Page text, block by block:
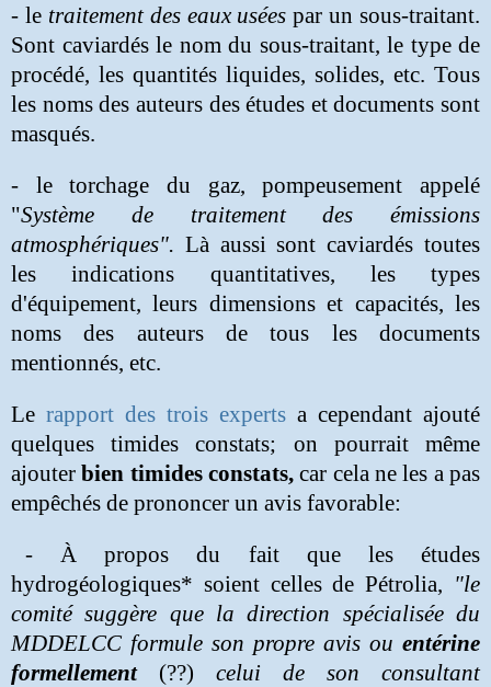
- le traitement des eaux usées par un sous-traitant.
Sont caviardés le nom du sous-traitant, le type de
procédé, les quantités liquides, solides, etc. Tous
les noms des auteurs des études et documents sont
masqués.
- le torchage du gaz, pompeusement appelé
"Système de traitement des émissions
atmosphériques". Là aussi sont caviardés toutes
les indications quantitatives, les types
d'équipement, leurs dimensions et capacités, les
noms des auteurs de tous les documents
mentionnés, etc.
Le rapport des trois experts a cependant ajouté
quelques timides constats; on pourrait même
ajouterbien timides constats, car cela ne les a pas
empêchés de prononcer un avis favorable:
- À propos du fait que les études
hydrogéologiques* soient celles de Pétrolia, "le
comité suggère que la direction spécialisée du
MDDELCC formule son propre avis ou entérine
formellement(??) celui de son consultant